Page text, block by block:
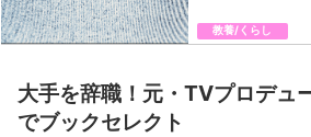
教養/くらし
大手を辞職！元・TVプロデュ
でブックセレクト